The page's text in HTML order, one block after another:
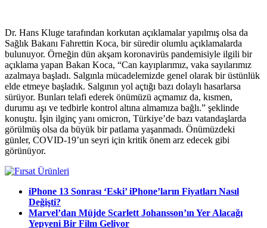
Dr. Hans Kluge tarafından korkutan açıklamalar yapılmış olsa da
Sağlık Bakanı Fahrettin Koca, bir süredir olumlu açıklamalarda
bulunuyor. Örneğin dün akşam koronavirüs pandemisiyle ilgili bir
açıklama yapan Bakan Koca, “Can kayıplarımız, vaka sayılarımız
azalmaya başladı. Salgınla mücadelemizde genel olarak bir üstünlük
elde etmeye başladık. Salgının yol açtığı bazı dolaylı hasarlarsa
sürüyor. Bunları telafi ederek önümüzü açmamız da, kısmen,
durumu aşı ve tedbirle kontrol altına almamıza bağlı.” şeklinde
konuştu. İşin ilginç yanı omicron, Türkiye’de bazı vatandaşlarda
görülmüş olsa da büyük bir patlama yaşanmadı. Önümüzdeki
günler, COVID-19’un seyri için kritik önem arz edecek gibi
görünüyor.
iPhone 13 Sonrası ‘Eski’ iPhone’ların Fiyatları Nasıl
Değişti?
Marvel’dan Müjde Scarlett Johansson’ın Yer Alacağı
Yepyeni Bir Film Geliyor